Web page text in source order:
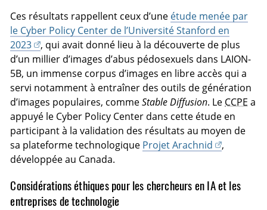
Ces résultats rappellent ceux d’une étude menée par
le Cyber Policy Center de l’Université Stanford en
2023
, qui avait donné lieu à la découverte de plus
d’un millier d’images d’abus pédosexuels dans LAION-
5B, un immense corpus d’images en libre accès qui a
servi notamment à entraîner des outils de génération
d’images populaires, commeStable Diffusion. Le CCPE a
appuyé le Cyber Policy Center dans cette étude en
participant à la validation des résultats au moyen de
sa plateforme technologique Projet Arachnid
,
développée au Canada.
Considérations éthiques pour les chercheurs en IA et les
entreprises de technologie